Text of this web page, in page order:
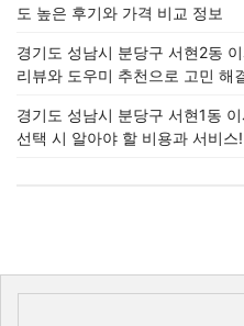
도 높은 후기와 가격 비교 정보
경기도 성남시 분당구 서현2동
리뷰와 도우미 추천으로 고민 해
경기도 성남시 분당구 서현1동
선택 시 알아야 할 비용과 서비스!